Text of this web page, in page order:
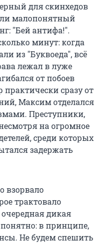
для скинхедов
малопонятный
"Бей антифа!".
минут: когда
из "Буквоеда", всё
лежал в луже
от побоев
сразу от
Максим отделался
Преступники,
на огромное
среди которых
задержать
взорвало
трактовало
дикая
в принципе,
Не будем спешить